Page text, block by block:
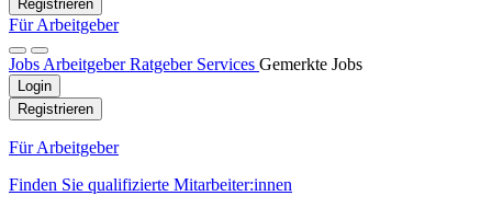
Registrieren
Für Arbeitgeber
Jobs ArbeitgeberRatgeber Services Gemerkte Jobs
Login
Registrieren
Für Arbeitgeber
Finden Sie qualifizierte Mitarbeiter:innen